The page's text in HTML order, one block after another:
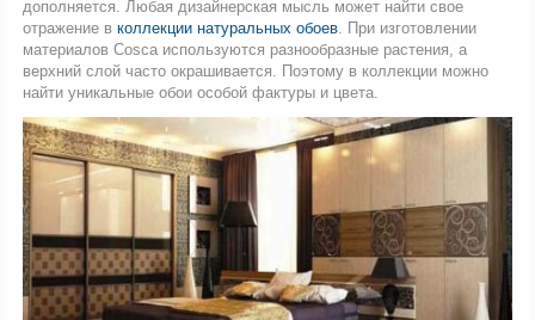
дополняется. Любая дизайнерская мысль может найти свое
отражение вколлекции натуральных обоев. При изготовлении
материалов Сosca используются разнообразные растения, а
верхний слой часто окрашивается. Поэтому в коллекции можно
найти уникальные обои особой фактуры и цвета.